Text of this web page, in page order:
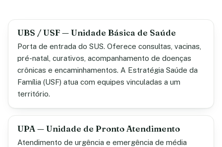
UBS / USF — Unidade Básica de Saúde
Porta de entrada do SUS. Oferece consultas, vacinas,
pré-natal, curativos, acompanhamento de doenças
crônicas e encaminhamentos. A Estratégia Saúde da
Família (USF) atua com equipes vinculadas a um
território.
UPA — Unidade de Pronto Atendimento
Atendimento de urgência e emergência de média